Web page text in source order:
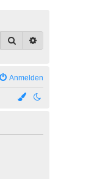
Suche
Anmelden